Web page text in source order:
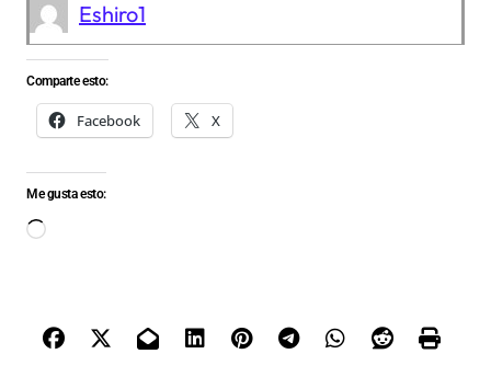
Eshiro1
Comparte esto:
Facebook X
Me gusta esto:
Cargando...